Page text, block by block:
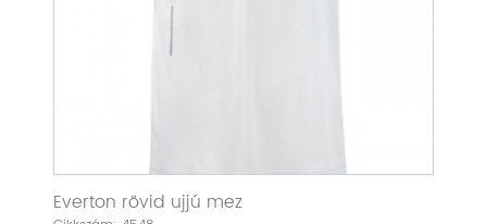
Everton rövid ujjú mez